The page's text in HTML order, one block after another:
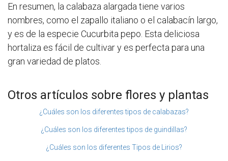
En resumen, la calabaza alargada tiene varios
nombres, como el zapallo italiano o el calabacín largo,
y es de la especie Cucurbita pepo. Esta deliciosa
hortaliza es fácil de cultivar y es perfecta para una
gran variedad de platos.
Otros artículos sobre flores y plantas
¿Cuáles son los diferentes tipos de calabazas?
¿Cuáles son los diferentes tipos de guindillas?
¿Cuáles son los diferentes Tipos de Lirios?